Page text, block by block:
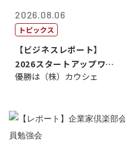
2026.08.06
トピックス
【ビジネスレポート】
2026スタートアップワー
ルドカップ東京
優勝は（株）カウシェ